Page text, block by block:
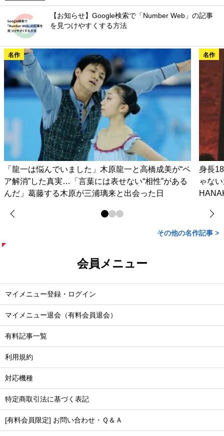
【お知らせ】Google検索で「Number Web」の記事
を見つけやすくする方法
名作
「龍一は悩んでいました」木原龍一と高橋成美が“ペ
ア解消”した真実…「言葉には表せない“相性”がある
んだ」葛藤する木原が三浦璃来と出会った日
名作
身長
ゃな
その他の名作記事 >
会員メニュー
マイメニュー登録・ログイン
マイメニュー退会（有料会員退会）
有料記事一覧
利用規約
対応機種
特定商取引法に基づく表記
[有料会員限定] お問い合わせ・Ｑ＆Ａ